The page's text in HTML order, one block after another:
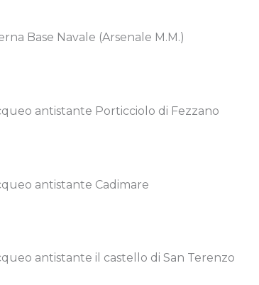
Base Navale (Arsenale M.M.)
antistante Porticciolo di Fezzano
antistante Cadimare
antistante il castello di San Terenzo